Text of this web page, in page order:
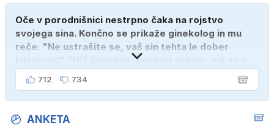
Oče v porodnišnici nestrpno čaka na rojstvo
svojega sina. Končno se prikaže ginekolog in mu
reče: "Ne ustrašite se, vaš sin tehta le dober
kilogram!" "Nič čudnega, gospod doktor, saj se z
ženo poznava šele tri mesece."
712 734
ANKETA